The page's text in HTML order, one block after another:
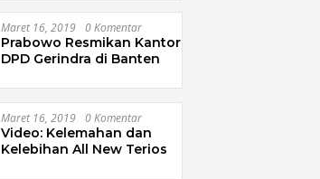
Maret 16, 2019 0 Komentar
Prabowo Resmikan Kantor
DPD Gerindra di Banten
Maret 16, 2019 0 Komentar
Video: Kelemahan dan
Kelebihan All New Terios